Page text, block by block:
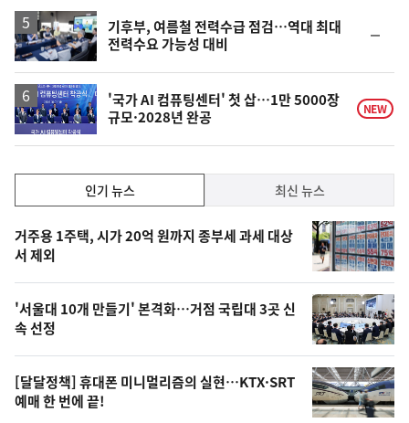
기후부, 여름철 전력수급 점검…역대 최대
전력수요 가능성 대비
일
'국가 AI 컴퓨팅센터' 첫 삽…1만 5000장
규모·2028년 완공
NEW
기,
최
신,
오
늘
의
영
상
인기 뉴스 최신 뉴스
기
뉴
스
거주용 1주택, 시가 20억 원까지 종부세 과세 대상
서 제외
'서울대 10개 만들기' 본격화…거점 국립대 3곳 신
속 선정
[달달정책] 휴대폰 미니멀리즘의 실현…KTX·SRT
예매 한 번에 끝!